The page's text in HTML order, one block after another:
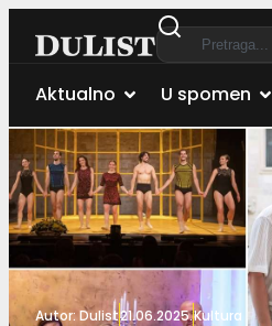
Aktualno U spomen
Autor:Dulist21.06.2025.Kultura